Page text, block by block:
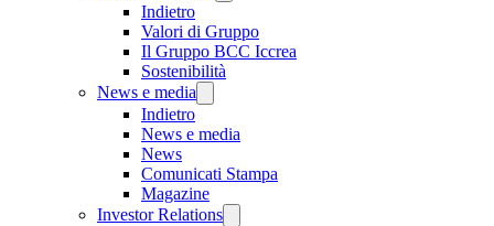
Indietro
Valori di Gruppo
Il Gruppo BCC Iccrea
Sostenibilità
News e media
Indietro
News e media
News
Comunicati Stampa
Magazine
Investor Relations